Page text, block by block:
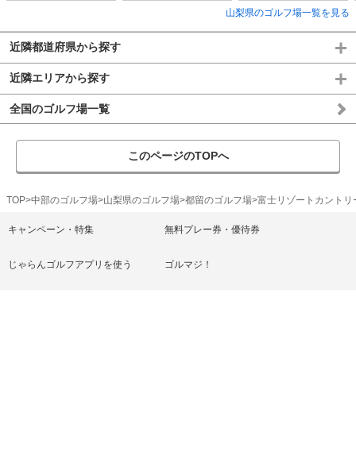
山梨県のゴルフ場一覧を見る
近隣都道府県から探す
近隣エリアから探す
全国のゴルフ場一覧
このページのTOPへ
TOP 中部のゴルフ場 山梨県のゴルフ場 都留のゴルフ場 富士リゾートカントリ
キャンペーン・特集 無料プレー券・優待券
じゃらんゴルフアプリを使う ゴルマジ！